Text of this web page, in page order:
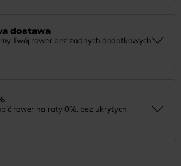
dostawa
Twój rower bez żadnych dodatkowych
rower na raty 0%, bez ukrytych